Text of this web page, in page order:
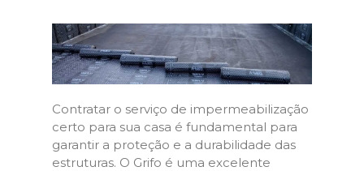
Contratar o serviço de impermeabilização
certo para sua casa é fundamental para
garantir a proteção e a durabilidade das
estruturas. O Grifo é uma excelente